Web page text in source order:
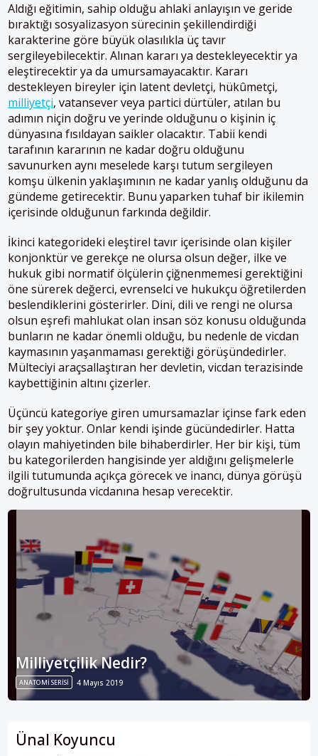
Aldığı eğitimin, sahip olduğu ahlaki anlayışın ve geride
bıraktığı sosyalizasyon sürecinin şekillendirdiği
karakterine göre büyük olasılıkla üç tavır
sergileyebilecektir. Alınan kararı ya destekleyecektir ya
eleştirecektir ya da umursamayacaktır. Kararı
destekleyen bireyler için latent devletçi, hükûmetçi,
milliyetçi, vatansever veya partici dürtüler, atılan bu
adımın niçin doğru ve yerinde olduğunu o kişinin iç
dünyasına fısıldayan saikler olacaktır. Tabii kendi
tarafının kararının ne kadar doğru olduğunu
savunurken aynı meselede karşı tutum sergileyen
komşu ülkenin yaklaşımının ne kadar yanlış olduğunu da
gündeme getirecektir. Bunu yaparken tuhaf bir ikilemin
içerisinde olduğunun farkında değildir.
İkinci kategorideki eleştirel tavır içerisinde olan kişiler
konjonktür ve gerekçe ne olursa olsun değer, ilke ve
hukuk gibi normatif ölçülerin çiğnenmemesi gerektiğini
öne sürerek değerci, evrenselci ve hukukçu öğretilerden
beslendiklerini gösterirler. Dini, dili ve rengi ne olursa
olsun eşrefi mahlukat olan insan söz konusu olduğunda
bunların ne kadar önemli olduğu, bu nedenle de vicdan
kaymasının yaşanmaması gerektiği görüşündedirler.
Mülteciyi araçsallaştıran her devletin, vicdan terazisinde
kaybettiğinin altını çizerler.
Üçüncü kategoriye giren umursamazlar içinse fark eden
bir şey yoktur. Onlar kendi işinde gücündedirler. Hatta
olayın mahiyetinden bile bihaberdirler. Her bir kişi, tüm
bu kategorilerden hangisinde yer aldığını gelişmelerle
ilgili tutumunda açıkça görecek ve inancı, dünya görüşü
doğrultusunda vicdanına hesap verecektir.
Milliyetçilik Nedir?
ANATOMİ SERİSİ 4 Mayıs 2019
Ünal Koyuncu